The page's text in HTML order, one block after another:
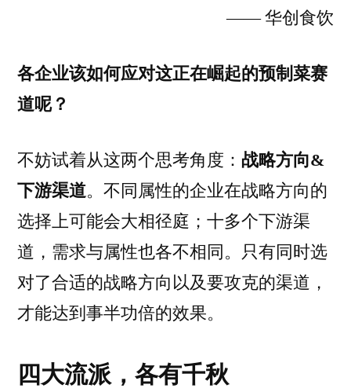
—— 华创食饮
各企业该如何应对这正在崛起的预制菜赛
道呢？
不妨试着从这两个思考角度： 战略方向&
下游渠道。不同属性的企业在战略方向的
选择上可能会大相径庭；十多个下游渠
道，需求与属性也各不相同。只有同时选
对了合适的战略方向以及要攻克的渠道，
才能达到事半功倍的效果。
四大流派，各有千秋